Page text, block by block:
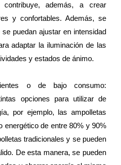
contribuye, además, a crear
y confortables. Además, se
puedan ajustar en intensidad
adaptar la iluminación de las
y estados de ánimo.
o de bajo consumo:
opciones para utilizar de
por ejemplo, las ampolletas
energético de entre 80% y 90%
tradicionales y se pueden
De esta manera, se pueden